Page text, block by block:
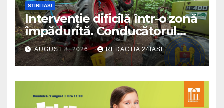
STIRI IASI
Intervenție dificilă într-o zonă
împădurită. Conducătorul
unui tractor răsturnat, salvat
prin efortul comun al
echipajelor de intervenție
AUGUST 8, 2026 REDACTIA 24IASI